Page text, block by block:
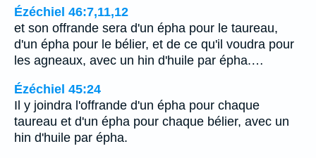
Ézéchiel 46:7,11,12
et son offrande sera d'un épha pour le taureau,
d'un épha pour le bélier, et de ce qu'il voudra pour
les agneaux, avec un hin d'huile par épha.…
Ézéchiel 45:24
Il y joindra l'offrande d'un épha pour chaque
taureau et d'un épha pour chaque bélier, avec un
hin d'huile par épha.